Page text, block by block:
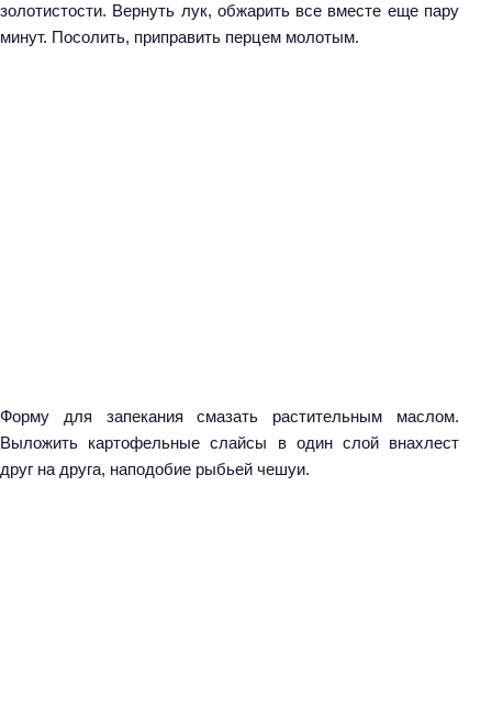
золотистости. Вернуть лук, обжарить все вместе еще пару
минут. Посолить, приправить перцем молотым.
Форму для запекания смазать растительным маслом.
Выложить картофельные слайсы в один слой внахлест
друг на друга, наподобие рыбьей чешуи.